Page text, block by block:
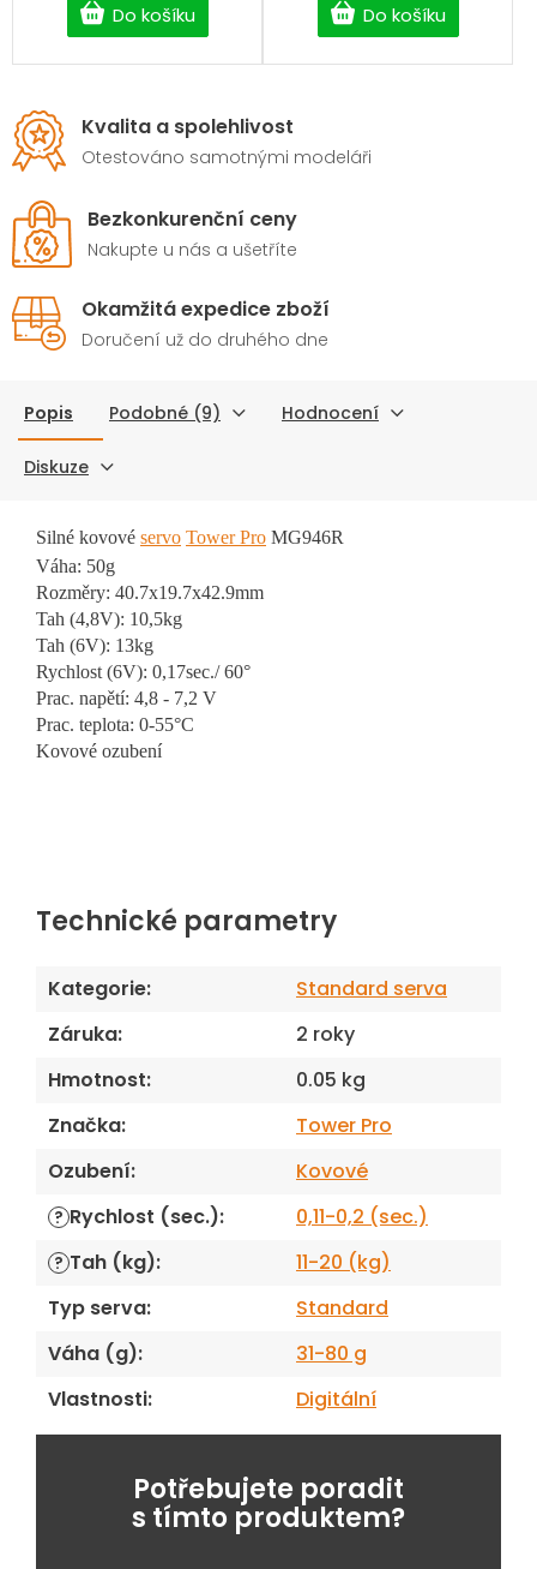
Do košíku Do košíku
Kvalita a spolehlivost
Otestováno samotnými modeláři
Bezkonkurenční ceny
Nakupte u nás a ušetříte
Okamžitá expedice zboží
Doručení už do druhého dne
Popis Podobné (9) Hodnocení
Diskuze
Silné kovové servo Tower Pro MG946R
Váha: 50g
Rozměry: 40.7x19.7x42.9mm
Tah (4,8V): 10,5kg
Tah (6V): 13kg
Rychlost (6V): 0,17sec./ 60°
Prac. napětí: 4,8 - 7,2 V
Prac. teplota: 0-55°C
Kovové ozubení
Technické parametry
Kategorie:
Standard serva
Záruka:
2 roky
Hmotnost:
0.05 kg
Značka:
Tower Pro
Ozubení: Kovové
? Rychlost (sec.): 0,11-0,2 (sec.)
? Tah (kg):
11-20 (kg)
Typ serva:
Standard
Váha (g):
31-80 g
Vlastnosti: Digitální
Potřebujete poradit
s tímto produktem?